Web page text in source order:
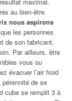
au bien-être.
nous aspirons
les personnes
de son fabricant.
Par ailleurs, être
vous ou
évacuer l’air froid
pérennité de se
cube se remplit 3 à